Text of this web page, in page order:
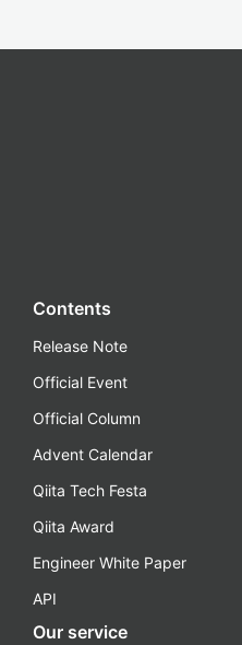
Contents
Release Note
Official Event
Official Column
Advent Calendar
Qiita Tech Festa
Qiita Award
Engineer White Paper
API
Our service